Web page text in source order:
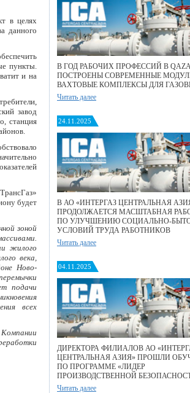
в целях
данного
пункты.
и на
завод
станция
будет
зоной
жилого
века,
Ново-
подачи
всех
В ГОД РАБОЧИХ ПРОФЕССИЙ В
ПОСТРОЕНЫ СОВРЕМЕННЫЕ
ВАХТОВЫЕ КОМПЛЕКСЫ ДЛЯ
Читать далее
24.11.2025
В АО «ИНТЕРГАЗ ЦЕНТРАЛЬНАЯ
ПРОДОЛЖАЕТСЯ МАСШТАБНАЯ
ПО УЛУЧШЕНИЮ СОЦИАЛЬНО-
УСЛОВИЙ ТРУДА РАБОТНИКОВ
Читать далее
04.11.2025
ДИРЕКТОРА ФИЛИАЛОВ АО
ЦЕНТРАЛЬНАЯ АЗИЯ» ПРОШЛИ
ПО ПРОГРАММЕ «ЛИДЕР
ПРОИЗВОДСТВЕННОЙ
Читать далее